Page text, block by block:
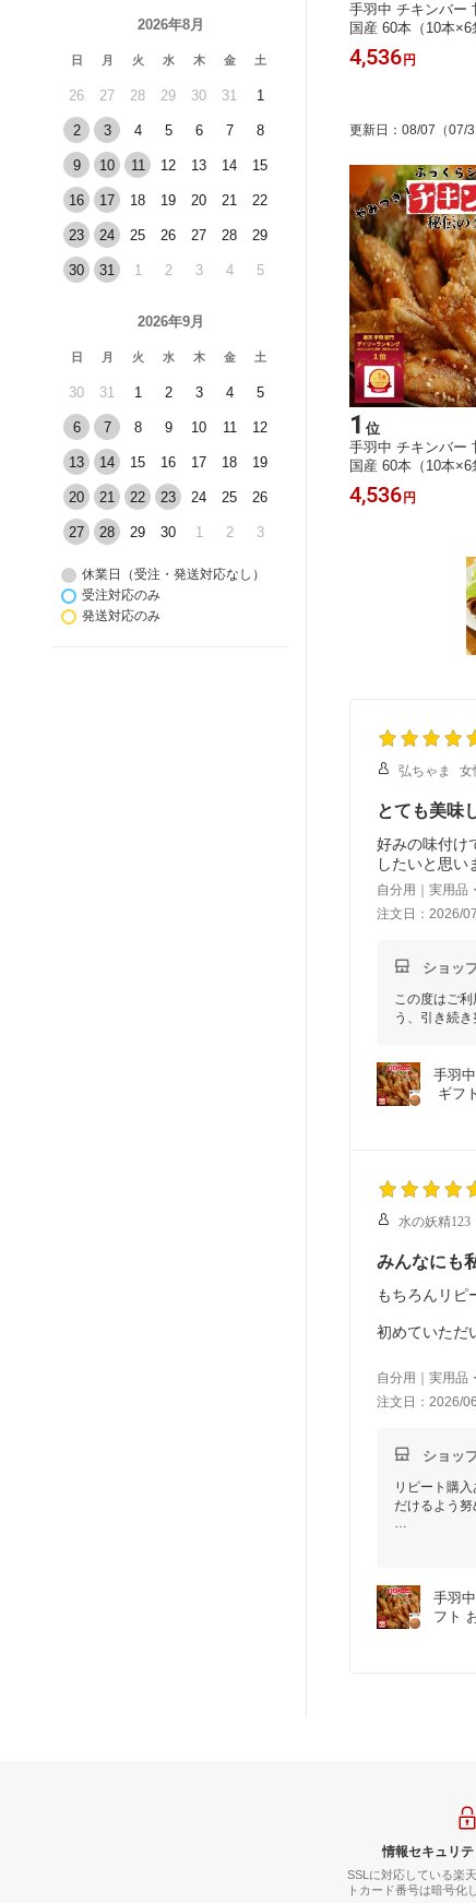
2026年8月
日 月 火 水 木 金 土
26 27 28 29 30 31 1
2 3 4 5 6 7 8
9 10 11 12 13 14 15
16 17 18 19 20 21 22
23 24 25 26 27 28 29
30 31 1 2 3 4 5
2026年9月
日 月 火 水 木 金 土
30 31 1 2 3 4 5
6 7 8 9 10 11 12
13 14 15 16 17 18 19
20 21 22 23 24 25 26
27 28 29 30 1 2 3
休業日（受注・発送対応なし）
受注対応のみ
発送対応のみ
てらだやチキンバー6パック＋黒トン4
中 豚足 おもろ 1パックおまけ付
7,360 円
手羽中 チキンバー
国産 60本（10本×6
み 惣菜 簡単調理
産美味鶏 弁当 おか
4,536 円
更新日 ： 08/07 （07/
1 位
手羽中 チキンバー
国産 60本（10本×6
み 惣菜 簡単調理
産美味鶏 弁当 おか
4,536 円
弘ちゃま 女
とても美味
好みの味付け
したいと思い
自分用｜実用品
注文日：2026/
ショッ
この度はご
う、引き続
手羽
ギフ
水の妖精123
みんなにも
もちろんリピ
初めていただ
以前他店のも
もう他店のも
虜になるとは
お店の方々
これからも
自分用｜実用品
注文日：2026/
ショッ
リピート購
だけるよう努
手羽
フト
情報セキュリ
SSLに対応している楽
トカード番号は暗号化